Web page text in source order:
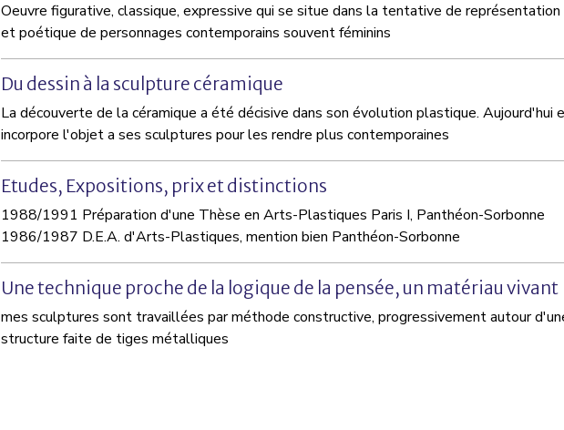
Oeuvre figurative, classique, expressive qui se situe dans la tentative de
et poétique de personnages contemporains souvent féminins
Du dessin à la sculpture céramique
La découverte de la céramique a été décisive dans son évolution plastique. Aujourd'hui
incorpore l'objet a ses sculptures pour les rendre plus contemporaines
Etudes, Expositions, prix et distinctions
1988/1991 Préparation d'une Thèse en Arts-Plastiques Paris I, Panthéon-Sorbonne
1986/1987 D.E.A. d'Arts-Plastiques, mention bien Panthéon-Sorbonne
Une technique proche de la logique de la pensée, un matériau vivant
mes sculptures sont travaillées par méthode constructive, progressivement autour
structure faite de tiges métalliques